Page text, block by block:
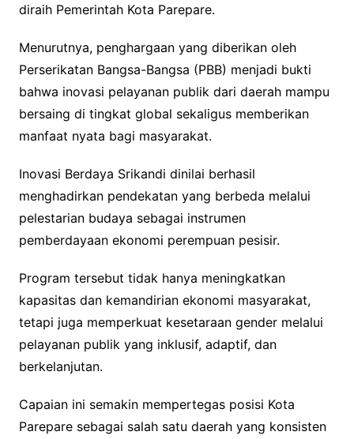
diraih Pemerintah Kota Parepare.
Menurutnya, penghargaan yang diberikan oleh
Perserikatan Bangsa-Bangsa (PBB) menjadi bukti
bahwa inovasi pelayanan publik dari daerah mampu
bersaing di tingkat global sekaligus memberikan
manfaat nyata bagi masyarakat.
Inovasi Berdaya Srikandi dinilai berhasil
menghadirkan pendekatan yang berbeda melalui
pelestarian budaya sebagai instrumen
pemberdayaan ekonomi perempuan pesisir.
Program tersebut tidak hanya meningkatkan
kapasitas dan kemandirian ekonomi masyarakat,
tetapi juga memperkuat kesetaraan gender melalui
pelayanan publik yang inklusif, adaptif, dan
berkelanjutan.
Capaian ini semakin mempertegas posisi Kota
Parepare sebagai salah satu daerah yang konsisten